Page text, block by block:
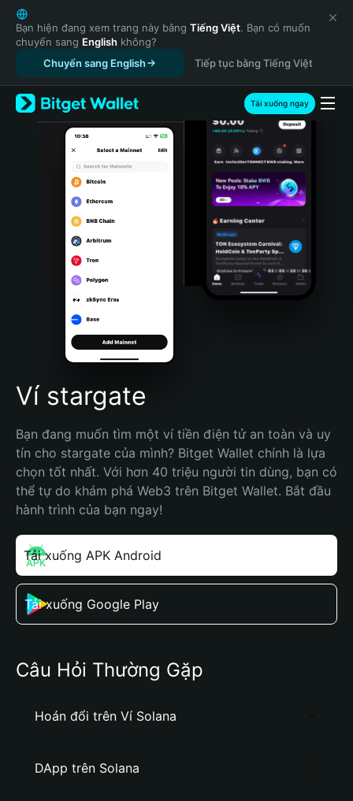
English
日本語
Tiếng Việt
Русский
Español (Latinoamérica)
Türkçe
Italiano
Português (Portugal)
Bahasa Indonesia
Português (Brasil)
Español (Argentina)
Bạn hiện đang xem trang này bằng Tiếng Việt. Bạn có muốn
chuyển sang English không?
Chuyển sang English
Tiếp tục bằng Tiếng Việt
Tải xuống ngay
Ví stargate
Bạn đang muốn tìm một ví tiền điện tử an toàn và uy
tín cho stargate của mình? Bitget Wallet chính là lựa
chọn tốt nhất. Với hơn 40 triệu người tin dùng, bạn có
thể tự do khám phá Web3 trên Bitget Wallet. Bắt đầu
hành trình của bạn ngay!
Tải xuống APK Android
Tải xuống Google Play
Câu Hỏi Thường Gặp
Hoán đổi trên Ví Solana
DApp trên Solana